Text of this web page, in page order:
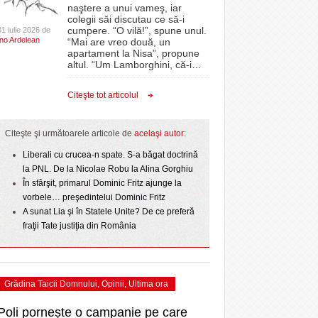
la
- acum 1 zi
cu o victorie
- 25 July 2026
o echipă de
Sărbătoarea continuă! Zeci de mii de oameni
au celebrat a treia seară la rând Ziua Timișoarei
- 2 August 2026
Iniţiativă inedită pentru Zilele Orașului
talentelor locale- 2 August 2026
View all
proiectelor derulate de instituție din fonduri
europene/FOTO- 11 December 2025
ANAF oferă persoanelor fizice posibilitatea să
beneficieze de Declarația Unică 212
2025
View all
CLIPURI VIDEO
JOCURI ONLINE
DIVERSE
FARMACII DIN
GRĂDINIŢE DIN TIMIŞ
PRIMĂRIILE DIN TIMIŞ
SFATUL MEDICULUI
SFATURI JURIDICE
iulie 2026 de
Ardelean
naştere a unui vameş, iar
colegii săi discutau ce să-i
cumpere. “O vilă!”, spune unul.
“Mai are vreo două, un
apartament la Nisa”, propune
altul. “Um Lamborghini, că-i
Citeşte tot articolul
Citeşte şi următoarele articole de acelaşi autor:
Liberali cu crucea-n spate. S-a băgat doctrină
la PNL. De la Nicolae Robu la Alina Gorghiu
În sfârşit, primarul Dominic Fritz ajunge la
vorbele… preşedintelui Dominic Fritz
A sunat Lia şi în Statele Unite? De ce preferă
fraţii Tate justiţia din România
Grădina Taicii Domnului, Opinii, Ultima ora
pornește o campanie pe care